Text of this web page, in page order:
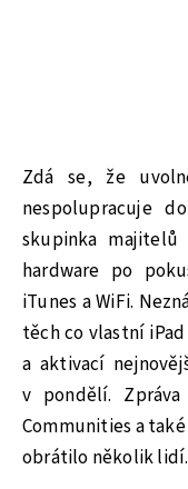
Zdá se, že
nespolupracuje
skupinka majitelů
hardware po
iTunes a WiFi.
těch co vlastní
a aktivací
v pondělí.
Communities a
obrátilo několik lidí.